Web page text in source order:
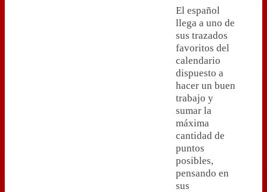
El español
llega a uno de
sus trazados
favoritos del
calendario
dispuesto a
hacer un buen
trabajo y
sumar la
máxima
cantidad de
puntos
posibles,
pensando en
sus